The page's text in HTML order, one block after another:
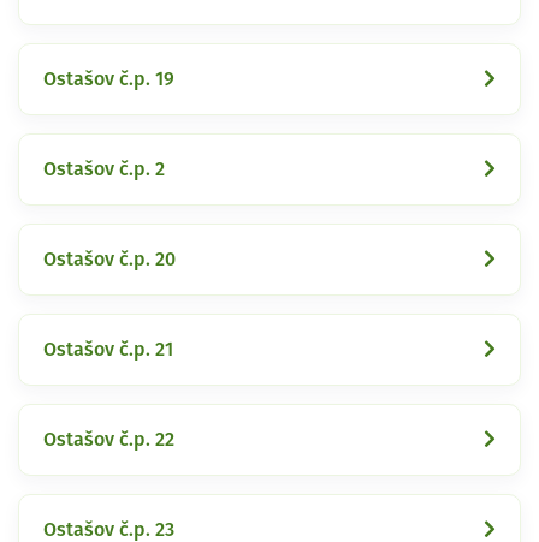
Ostašov č.p. 19
Ostašov č.p. 2
Ostašov č.p. 20
Ostašov č.p. 21
Ostašov č.p. 22
Ostašov č.p. 23